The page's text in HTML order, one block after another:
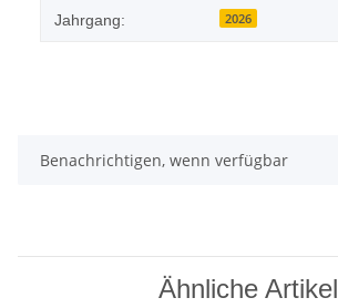
Jahrgang: 2026
Benachrichtigen, wenn verfügbar
Ähnliche Artikel